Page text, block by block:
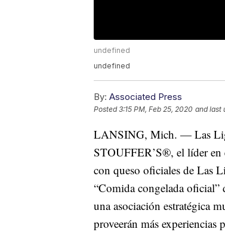
undefined
undefined
By: Associated Press
Posted3:15 PM, Feb 25, 2020 and last
LANSING, Mich. — Las
STOUFFER’S®, el líder en
con queso oficiales de Las
“Comida congelada oficial”
una asociación estratégica
proveerán más